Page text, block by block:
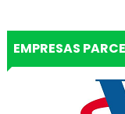
EMPRESAS